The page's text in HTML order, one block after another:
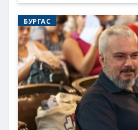
БУРГАС